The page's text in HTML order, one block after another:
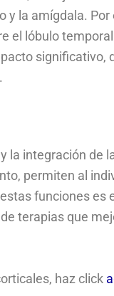
la amígdala.
el lóbulo
significativo,
la integración de
permiten al
funciones es
terapias que
haz click